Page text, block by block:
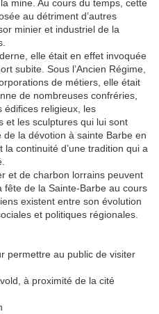
mine. Au cours du temps, cette
au détriment d’autres
minier et industriel de la
elle était en effet invoquée
subite. Sous l’Ancien Régime,
de métiers, elle était
de nombreuses confréries,
édifices religieux, les
et les sculptures qui lui sont
de la dévotion à sainte Barbe en
continuité d’une tradition qui a
et de charbon lorrains peuvent
fête de la Sainte-Barbe au cours
existent entre son évolution
et politiques régionales.
permettre au public de visiter
à proximité de la cité